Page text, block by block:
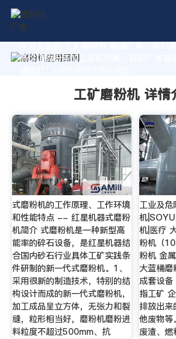
作为专业的 工矿磨粉机 制造厂家，我们
高价值的粉体加工系统方案。获取厂家直
工矿磨粉机 详情
式磨粉机的工作原理、工作环境
和性能特点 -- 红星机器式磨粉
机简介 式磨粉机是一种新型高
能率的碎石设备，是红星机器结
合国内砂石行业具体工矿实践条
件研制的新一代式磨粉机。1、
采用很新的制造技术，特别的结
构设计而成的新一代式磨粉机，
加工成品呈立方体，无张力和裂
缝，粒形相当好，磨粉机磨粉进
料粒度不超过500mm、抗
工业及危
机
机|医疗
粉机（
粉机 金
大蓝桶
成套设
指工矿
排放出
他废物等
废渣、燃